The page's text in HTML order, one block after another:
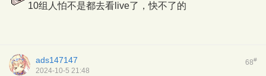
10组人怕不是都去看live了，快不了的
68#
ads147147
2024-10-5 21:48